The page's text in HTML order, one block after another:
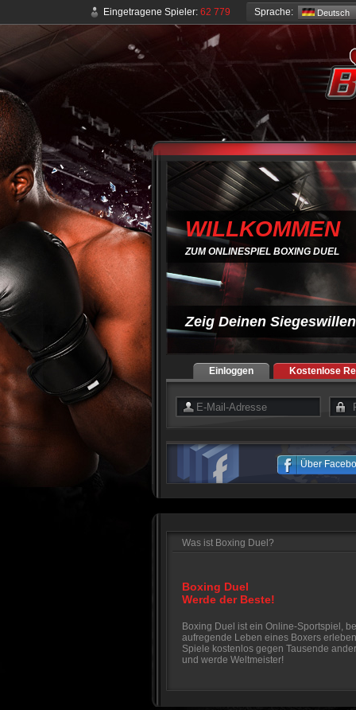
Eingetragene Spieler: 62 779 Sprache: Deutsch
WILLKOMMEN
ZUM ONLINESPIEL BOXING DUEL
Zeig Deinen
Einloggen Kostenlose
Über
Was ist Boxing Duel?
Boxing Duel
Werde der Beste!
Boxing Duel ist ein Online-Sportspiel,
aufregende Leben eines Boxers
Spiele kostenlos gegen Tausende
und werde Weltmeister!